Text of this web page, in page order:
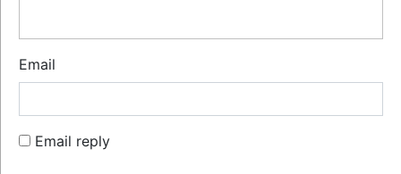
Email
Email reply